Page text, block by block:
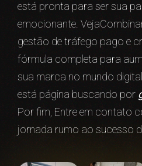
está pronta para ser sua
emocionante.
gestão de tráfego pago e
fórmula completa para
sua marca no mundo
está página buscando por
Por fim, Entre em contato
jornada rumo ao sucesso